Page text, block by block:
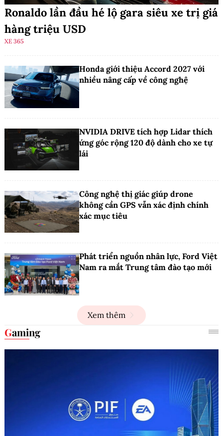
Ronaldo lần đầu hé lộ gara siêu xe trị giá
hàng triệu USD
XE 365
Honda giới thiệu Accord 2027 với
nhiều nâng cấp về công nghệ
NVIDIA DRIVE tích hợp Lidar thích
ứng góc rộng 120 độ dành cho xe tự
lái
Công nghệ thị giác giúp drone
không cần GPS vẫn xác định chính
xác mục tiêu
Phát triển nguồn nhân lực, Ford Việt
Nam ra mắt Trung tâm đào tạo mới
Xem thêm
Gaming